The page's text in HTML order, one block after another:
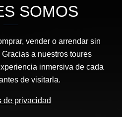
SOMOS
vender o arrendar sin
a nuestros toures
inmersiva de cada
de visitarla.
de privacidad